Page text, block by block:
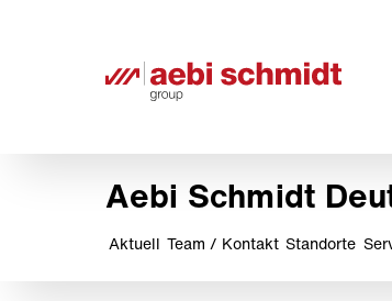
Aebi Schmidt
Aktuell Team / Kontakt Standorte